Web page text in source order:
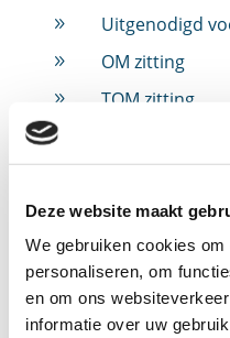
Deze website maakt
We gebruiken cookies
personaliseren, om
en om ons
informatie over uw
9 Uitgenodigd
9 OM zitting
9 TOM zitting
9
9 Rijbewijs
9 Rijbewijs
Jeugdstrafrecht
9 Verdachte in